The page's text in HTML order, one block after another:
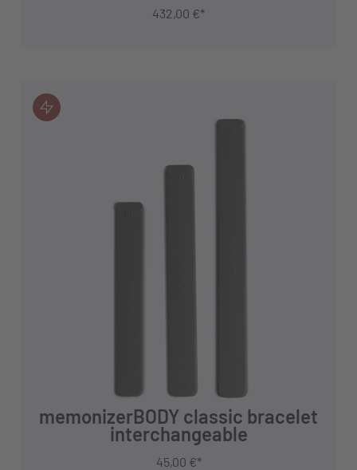
432,00 €*
memonizerBODY classic bracelet
interchangeable
45,00 €*